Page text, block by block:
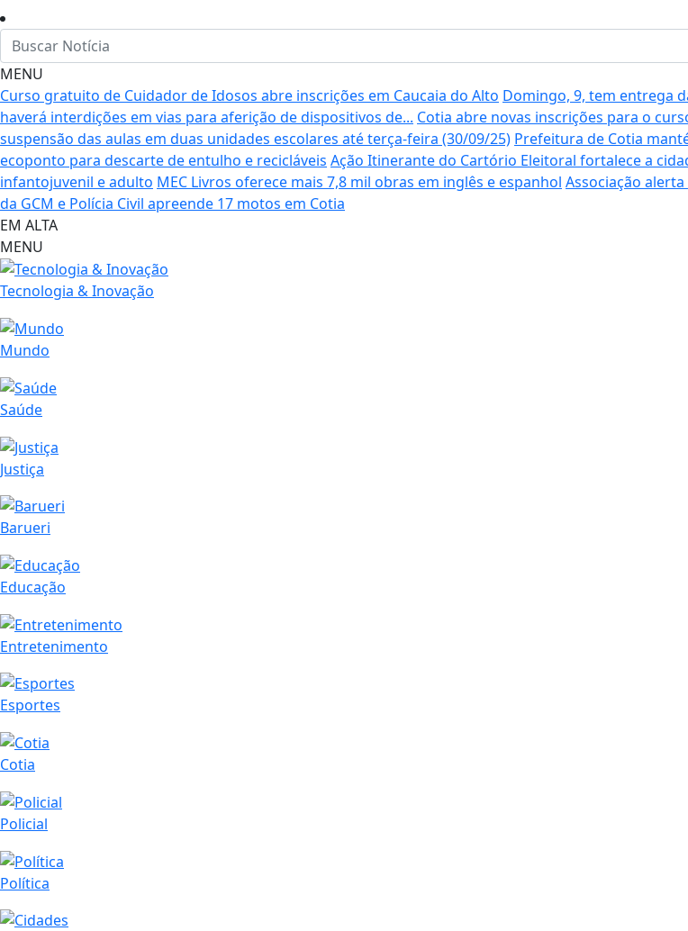
MENU
Curso gratuito de Cuidador de Idosos abre inscrições em Caucaia do Alto Domingo, 9, tem entrega
haverá interdições em vias para aferição de dispositivos de... Cotia abre novas inscrições para o
suspensão das aulas em duas unidades escolares até terça-feira (30/09/25) Prefeitura de Cotia
ecoponto para descarte de entulho e recicláveis Ação Itinerante do Cartório Eleitoral fortalece a
infantojuvenil e adulto MEC Livros oferece mais 7,8 mil obras em inglês e espanhol Associação
da GCM e Polícia Civil apreende 17 motos em Cotia
EM ALTA
MENU
Tecnologia & Inovação
Mundo
Saúde
Justiça
Barueri
Educação
Entretenimento
Esportes
Cotia
Policial
Política